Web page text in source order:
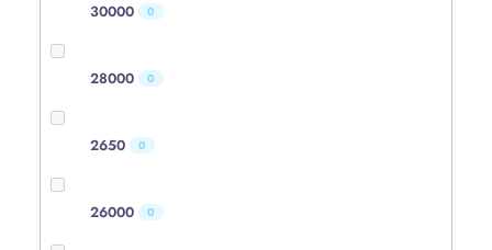
30000 0
28000 0
2650 0
26000 0